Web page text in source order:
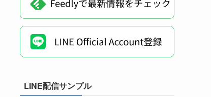
LINE配信サンプル